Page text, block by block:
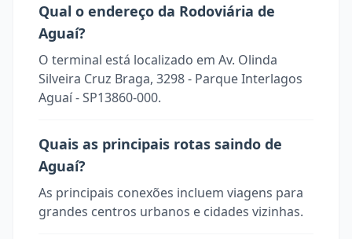
Qual o endereço da Rodoviária de
Aguaí?
O terminal está localizado em Av. Olinda
Silveira Cruz Braga, 3298 - Parque Interlagos
Aguaí - SP13860-000.
Quais as principais rotas saindo de
Aguaí?
As principais conexões incluem viagens para
grandes centros urbanos e cidades vizinhas.